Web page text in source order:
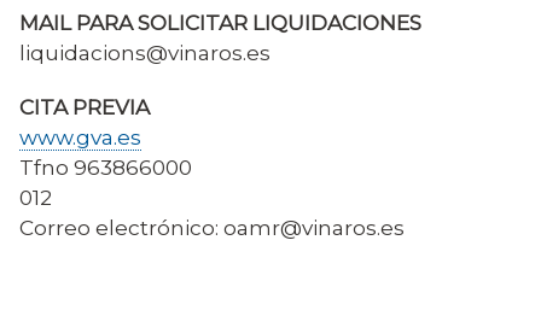
MAIL PARA SOLICITAR LIQUIDACIONES
liquidacions@vinaros.es
CITA PREVIA
www.gva.es
Tfno 963866000
012
Correo electrónico: oamr@vinaros.es